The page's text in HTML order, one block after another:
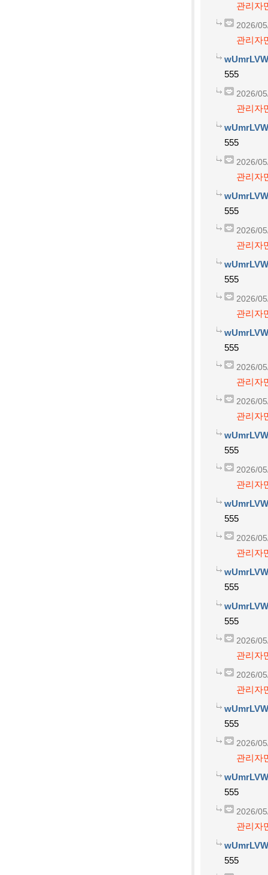
관리자
2026/
관리자
555
2026/
관리자
555
2026/
관리자
555
2026/
관리자
555
2026/
관리자
555
2026/
관리자
2026/
관리자
555
2026/
관리자
555
2026/
관리자
555
555
2026/
관리자
2026/
관리자
555
2026/
관리자
555
2026/
관리자
555